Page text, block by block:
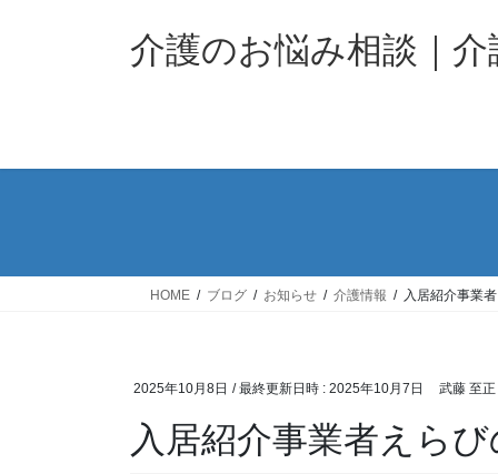
ス
ン
介護のお悩み相談｜
HOME ブログ お知らせ 介護情報 入居紹介事業
2025年10月8日 / 最終更新日時 : 2025年10月7日 武藤 至正
入居紹介事業者えら